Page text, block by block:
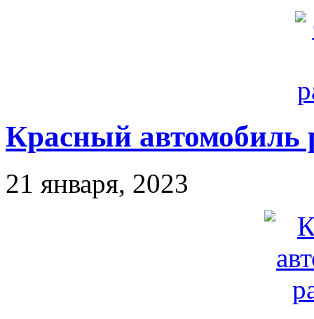
Красный автомобиль
21 января, 2023